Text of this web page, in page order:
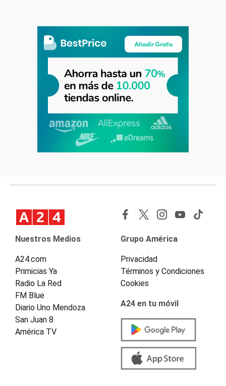
Nuestros Medios
A24.com
Primicias Ya
Radio La Red
FM Blue
Diario Uno Mendoza
San Juan 8
América TV
Grupo América
Privacidad
Términos y Condiciones
Cookies
A24 en tu móvil